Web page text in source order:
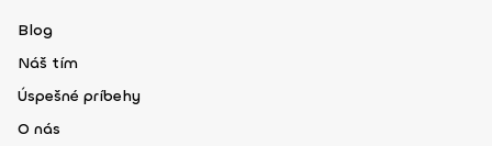
Blog
Náš tím
Úspešné príbehy
O nás